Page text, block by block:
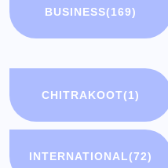
BUSINESS(169)
CHITRAKOOT(1)
INTERNATIONAL(72)